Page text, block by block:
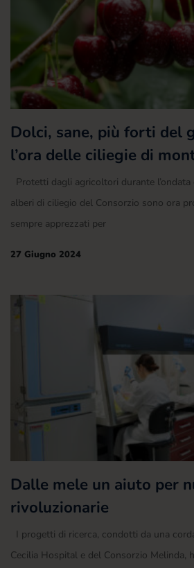
Dolci, sane, più forti del
l’ora delle ciliegie di
Protetti dagli agricoltori durante
alberi di ciliegio del Consorzio sono ora
sempre apprezzati per
27 Giugno 2024
Dalle mele un aiuto per
rivoluzionarie
I progetti di ricerca, condotti da una
Cecilia Hospital e del Consorzio Melinda,